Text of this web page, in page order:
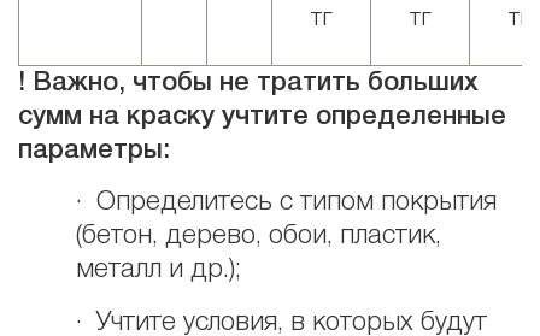
тг
тг
тг
! Важно, чтобы не тратить больших
сумм на краску учтите определенные
параметры:
· Определитесь с типом покрытия
(бетон, дерево, обои, пластик,
металл и др.);
· Учтите условия, в которых будут